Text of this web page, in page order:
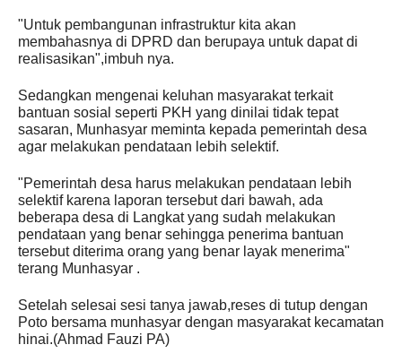
"Untuk pembangunan infrastruktur kita akan
membahasnya di DPRD dan berupaya untuk dapat di
realisasikan",imbuh nya.
Sedangkan mengenai keluhan masyarakat terkait
bantuan sosial seperti PKH yang dinilai tidak tepat
sasaran, Munhasyar meminta kepada pemerintah desa
agar melakukan pendataan lebih selektif.
"Pemerintah desa harus melakukan pendataan lebih
selektif karena laporan tersebut dari bawah, ada
beberapa desa di Langkat yang sudah melakukan
pendataan yang benar sehingga penerima bantuan
tersebut diterima orang yang benar layak menerima"
terang Munhasyar .
Setelah selesai sesi tanya jawab,reses di tutup dengan
Poto bersama munhasyar dengan masyarakat kecamatan
hinai.(Ahmad Fauzi PA)